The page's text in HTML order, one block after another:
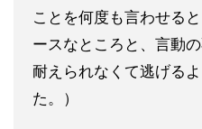
ことを何度も言わせる
ースなところと、言動
耐えられなくて逃げる
た。）